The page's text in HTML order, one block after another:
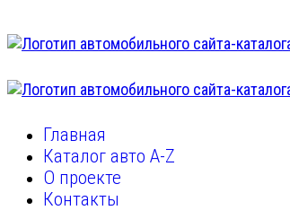
Главная
Каталог авто A-Z
О проекте
Контакты